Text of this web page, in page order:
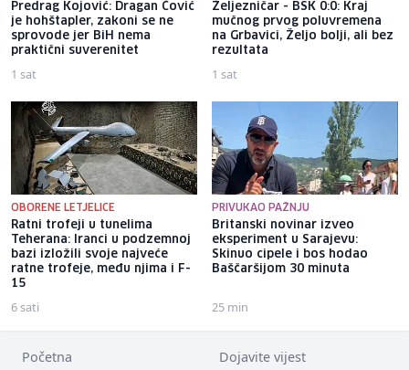
Predrag Kojović: Dragan Čović
je hohštapler, zakoni se ne
sprovode jer BiH nema
praktični suverenitet
1 sat
Željezničar - BSK 0:0: Kraj
mučnog prvog poluvremena
na Grbavici, Željo bolji, ali bez
rezultata
1 sat
OBORENE LETJELICE
Ratni trofeji u tunelima
Teherana: Iranci u podzemnoj
bazi izložili svoje najveće
ratne trofeje, među njima i F-
15
6 sati
PRIVUKAO PAŽNJU
Britanski novinar izveo
eksperiment u Sarajevu:
Skinuo cipele i bos hodao
Baščaršijom 30 minuta
25 min
Početna Dojavite vijest